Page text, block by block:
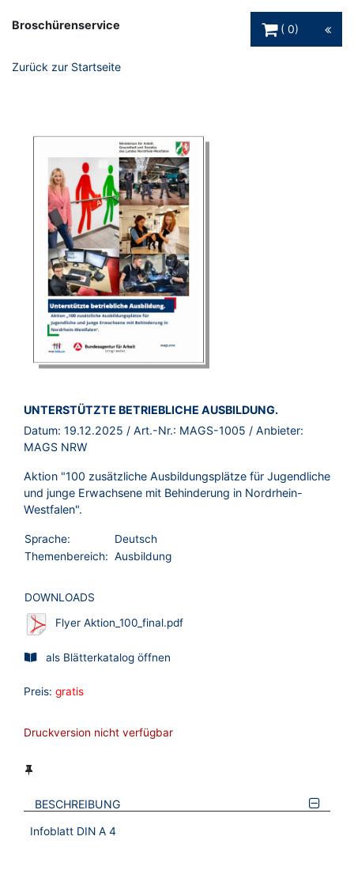
Broschürenservice
0
Zurück zur Startseite
BROSCHÜRE:
UNTERSTÜTZTE BETRIEBLICHE AUSBILDUNG.
Datum: 19.12.2025 / Art.-Nr.: MAGS-1005 / Anbieter:
MAGS NRW
Aktion "100 zusätzliche Ausbildungsplätze für Jugendliche
und junge Erwachsene mit Behinderung in Nordrhein-
Westfalen".
Sprache:
Deutsch
Themenbereich: Ausbildung
DOWNLOADS
Flyer Aktion_100_final.pdf
als Blätterkatalog öffnen
Preis: gratis
Druckversion nicht verfügbar
BESCHREIBUNG
Infoblatt DIN A 4